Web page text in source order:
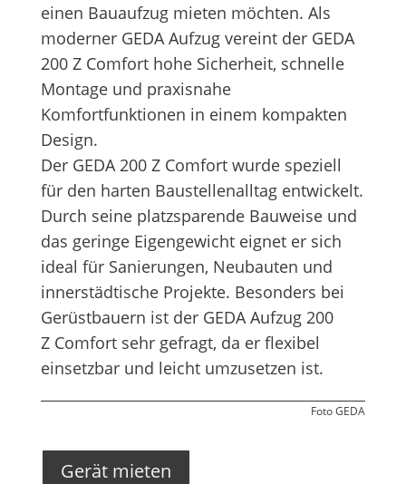
einen Bauaufzug mieten möchten. Als
moderner GEDA Aufzug vereint der GEDA
200 Z Comfort hohe Sicherheit, schnelle
Montage und praxisnahe
Komfortfunktionen in einem kompakten
Design.
Der GEDA 200 Z Comfort wurde speziell
für den harten Baustellenalltag entwickelt.
Durch seine platzsparende Bauweise und
das geringe Eigengewicht eignet er sich
ideal für Sanierungen, Neubauten und
innerstädtische Projekte. Besonders bei
Gerüstbauern ist der GEDA Aufzug 200
Z Comfort sehr gefragt, da er flexibel
einsetzbar und leicht umzusetzen ist.
Foto GEDA
Gerät mieten